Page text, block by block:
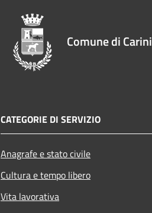
Comune di Carini
CATEGORIE DI SERVIZIO
Anagrafe e stato civile
Cultura e tempo libero
Vita lavorativa